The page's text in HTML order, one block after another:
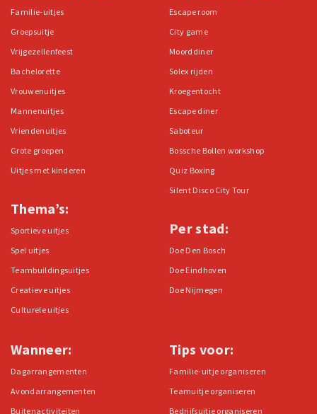
Familie-uitjes
Groepsuitje
Vrijgezellenfeest
Bachelorette
Vrouwenuitjes
Mannenuitjes
Vriendenuitjes
Grote groepen
Uitjes met kinderen
Thema’s:
Sportieve uitjes
Spel uitjes
Teambuildingsuitjes
Creatieve uitjes
Culturele uitjes
Escape room
City game
Moorddiner
Solex rijden
Kroegentocht
Escape diner
Saboteur
Bossche Bollen workshop
Quiz Boxing
Silent Disco City Tour
Per stad:
Doe Den Bosch
Doe Eindhoven
Doe Nijmegen
Wanneer:
Dagarrangementen
Avondarrangementen
Buitenactiviteiten
Tips voor:
Familie-uitje organiseren
Teamuitje organiseren
Bedrijfsuitje organiseren